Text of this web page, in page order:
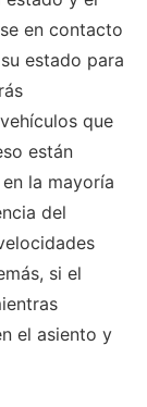
en contacto
estado para
que
están
la mayoría
del
si el
el asiento y